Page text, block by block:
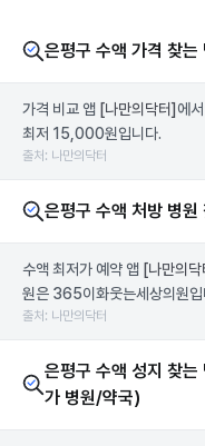
은평구 수액 가격 찾는
가격 비교 앱 [나만의닥터] 에
최저 15,000원입니다.
출처: 나만의닥터
은평구 수액 처방 병원
수액 최저가 예약 앱 [나만의닥
원은 365이화웃는세상의원입
출처: 나만의닥터
은평구 수액 성지 찾는
가 병원/약국)